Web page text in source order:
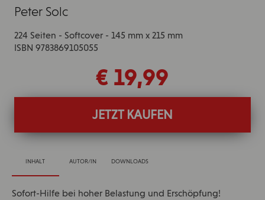
Peter Solc
224 Seiten - Softcover - 145 mm x 215 mm
ISBN 9783869105055
€ 19,99
JETZT KAUFEN
INHALT AUTOR/IN DOWNLOADS
Sofort-Hilfe bei hoher Belastung und Erschöpfung!